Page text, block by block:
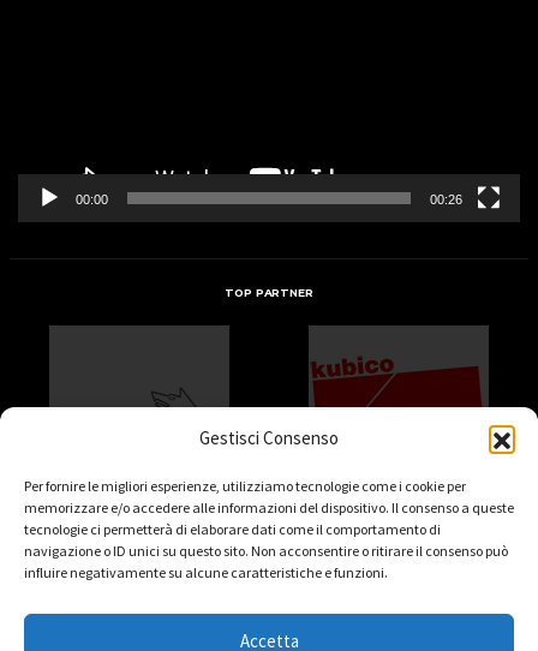
Gestisci Consenso
Per fornire le migliori esperienze, utilizziamo tecnologie come i cookie per
memorizzare e/o accedere alle informazioni del dispositivo. Il consenso a queste
tecnologie ci permetterà di elaborare dati come il comportamento di
navigazione o ID unici su questo sito. Non acconsentire o ritirare il consenso può
influire negativamente su alcune caratteristiche e funzioni.
Accetta
00:00 00:26
TOP PARTNER